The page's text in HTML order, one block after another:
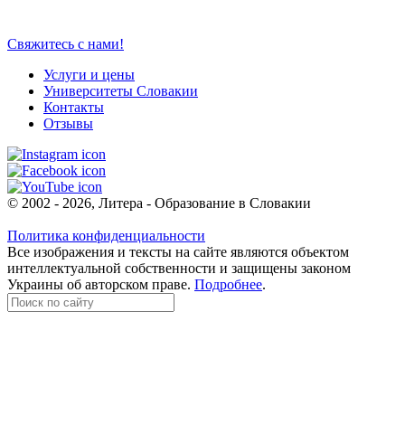
Свяжитесь с нами!
Услуги и цены
Университеты Словакии
Контакты
Отзывы
© 2002 - 2026, Литера - Образование в Словакии
Политика конфиденциальности
Все изображения и тексты на сайте являются объектом
интеллектуальной собственности и защищены законом
Украины об авторском праве. Подробнее.